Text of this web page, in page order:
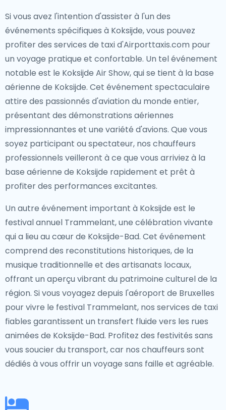
Si vous avez l'intention d'assister à l'un des
événements spécifiques à Koksijde, vous pouvez
profiter des services de taxi d'Airporttaxis.com pour
un voyage pratique et confortable. Un tel événement
notable est le Koksijde Air Show, qui se tient à la base
aérienne de Koksijde. Cet événement spectaculaire
attire des passionnés d'aviation du monde entier,
présentant des démonstrations aériennes
impressionnantes et une variété d'avions. Que vous
soyez participant ou spectateur, nos chauffeurs
professionnels veilleront à ce que vous arriviez à la
base aérienne de Koksijde rapidement et prêt à
profiter des performances excitantes.
Un autre événement important à Koksijde est le
festival annuel Trammelant, une célébration vivante
qui a lieu au cœur de Koksijde-Bad. Cet événement
comprend des reconstitutions historiques, de la
musique traditionnelle et des artisanats locaux,
offrant un aperçu vibrant du patrimoine culturel de la
région. Si vous voyagez depuis l'aéroport de Bruxelles
pour vivre le festival Trammelant, nos services de taxi
fiables garantissent un transfert fluide vers les rues
animées de Koksijde-Bad. Profitez des festivités sans
vous soucier du transport, car nos chauffeurs sont
dédiés à vous offrir un voyage sans faille et agréable.